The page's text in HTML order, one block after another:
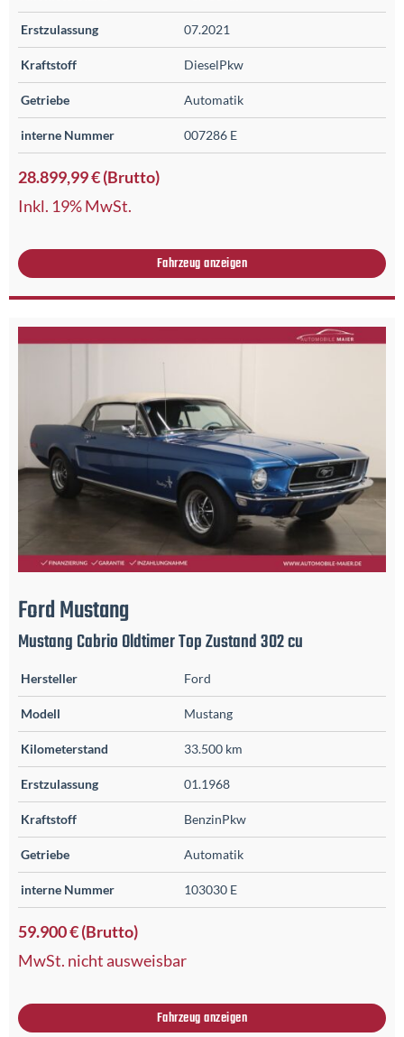
Erstzulassung 07.2021
Kraftstoff DieselPkw
Getriebe Automatik
interne Nummer 007286 E
28.899,99 € (Brutto)
Inkl. 19% MwSt.
Fahrzeug anzeigen
FordMustang
Mustang Cabrio Oldtimer Top Zustand 302 cu
Hersteller Ford
Modell Mustang
Kilometerstand 33.500 km
Erstzulassung 01.1968
Kraftstoff BenzinPkw
Getriebe Automatik
interne Nummer 103030 E
59.900 € (Brutto)
MwSt. nicht ausweisbar
Fahrzeug anzeigen